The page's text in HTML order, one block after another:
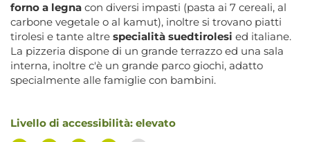
forno a legna con diversi impasti (pasta ai 7 cereali, al
carbone vegetale o al kamut), inoltre si trovano piatti
tirolesi e tante altre specialità suedtirolesi ed italiane.
La pizzeria dispone di un grande terrazzo ed una sala
interna, inoltre c'è un grande parco giochi, adatto
specialmente alle famiglie con bambini.
Livello di accessibilità: elevato